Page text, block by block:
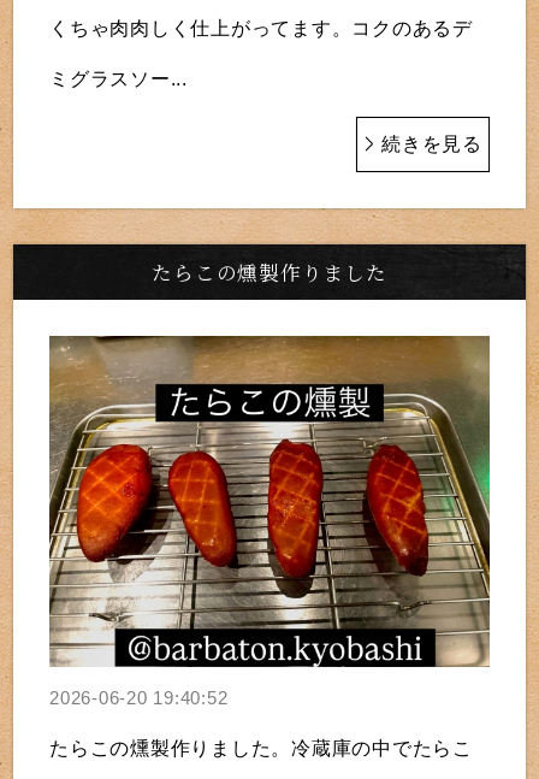
くちゃ肉肉しく仕上がってます。コクのあるデ
ミグラスソー...
続きを見る
たらこの燻製作りました
2026-06-20 19:40:52
たらこの燻製作りました。冷蔵庫の中でたらこ